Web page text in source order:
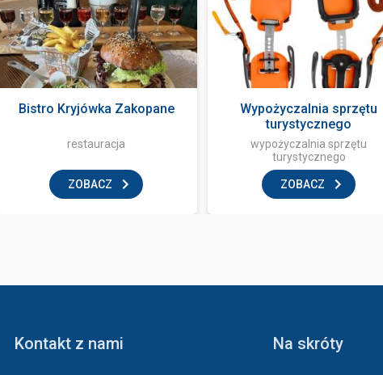
Bistro Kryjówka Zakopane
restauracja
ZOBACZ
Wypożyczalnia sprzętu
turystycznego
wypożyczalnia sprzętu
turystycznego
ZOBACZ
Kontakt z nami Na skróty